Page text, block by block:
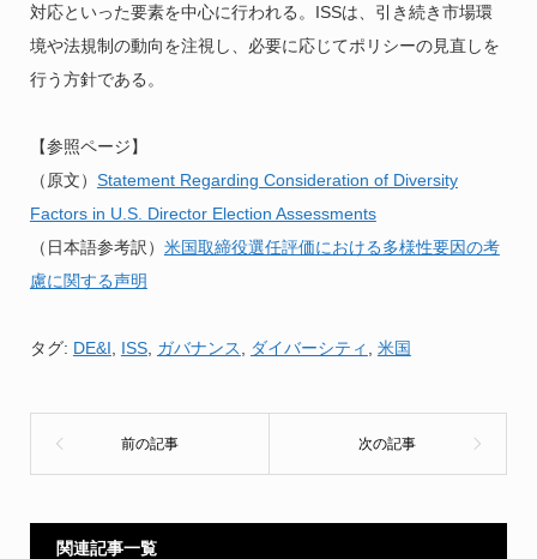
対応といった要素を中心に行われる。ISSは、引き続き市場環
境や法規制の動向を注視し、必要に応じてポリシーの見直しを
行う方針である。
【参照ページ】
（原文） Statement Regarding Consideration of Diversity
Factors in U.S. Director Election Assessments
（日本語参考訳） 米国取締役選任評価における多様性要因の考
慮に関する声明
タグ: DE&I ISS, ガバナンス ダイバーシティ 米国
関連記事一覧